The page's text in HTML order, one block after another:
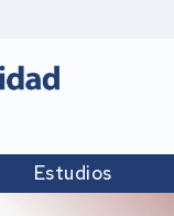
Estudios